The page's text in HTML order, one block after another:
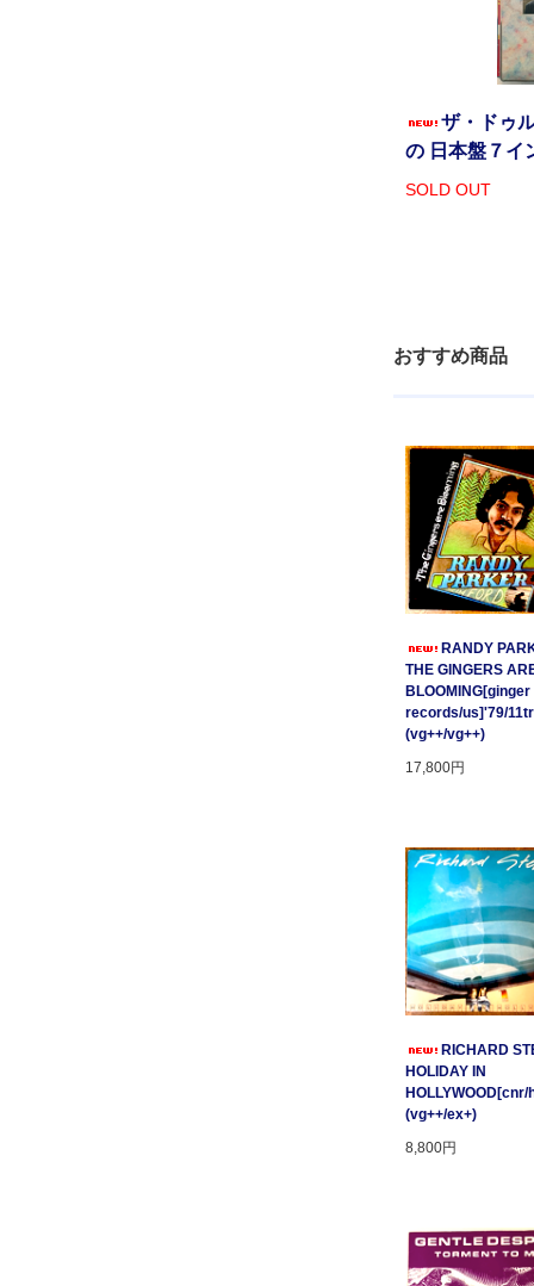
ザ・ドゥ
の 日本盤７イ
SOLD OUT
おすすめ商品
RANDY
THE GINGERS
BLOOMING[ginger
records/us]'79/
(vg++/vg++)
17,800円
RICHARD
HOLIDAY IN
(vg++/ex+)
8,800円